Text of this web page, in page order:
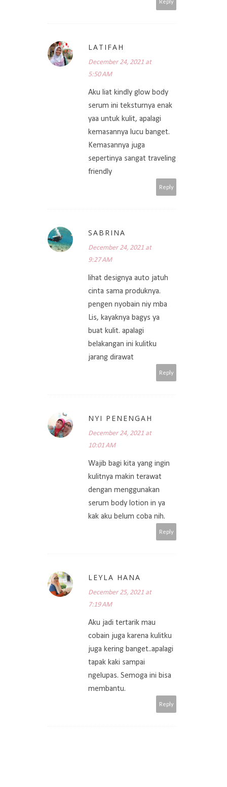
LATIFAH
December 24, 2021 at
5:50 AM
Aku liat kindly glow body
serum ini teksturnya enak
yaa untuk kulit, apalagi
kemasannya lucu banget.
Kemasannya juga
sepertinya sangat traveling
friendly
Reply
SABRINA
December 24, 2021 at
9:27 AM
lihat designya auto jatuh
cinta sama produknya.
pengen nyobain niy mba
Lis, kayaknya bagys ya
buat kulit. apalagi
belakangan ini kulitku
jarang dirawat
Reply
NYI PENENGAH
December 24, 2021 at
10:01 AM
Wajib bagi kita yang ingin
kulitnya makin terawat
dengan menggunakan
serum body lotion in ya
kak aku belum coba nih.
Reply
LEYLA HANA
December 25, 2021 at
7:19 AM
Aku jadi tertarik mau
cobain juga karena kulitku
juga kering banget..apalagi
tapak kaki sampai
ngelupas. Semoga ini bisa
membantu.
Reply